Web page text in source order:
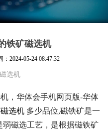
铁矿磁选机
： 2024-05-24 08:47:32
磁选机
，华体会手机网页版-华体
选机 多少品位,磁铁矿是一
磁选工艺，是根据磁铁矿